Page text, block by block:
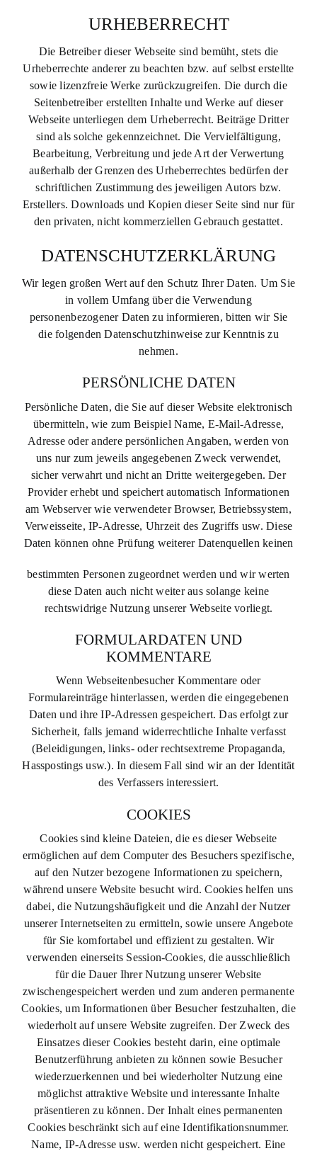
URHEBERRECHT
Die Betreiber dieser Webseite sind bemüht, stets die
Urheberrechte anderer zu beachten bzw. auf selbst erstellte
sowie lizenzfreie Werke zurückzugreifen. Die durch die
Seitenbetreiber erstellten Inhalte und Werke auf dieser
Webseite unterliegen dem Urheberrecht. Beiträge Dritter
sind als solche gekennzeichnet. Die Vervielfältigung,
Bearbeitung, Verbreitung und jede Art der Verwertung
außerhalb der Grenzen des Urheberrechtes bedürfen der
schriftlichen Zustimmung des jeweiligen Autors bzw.
Erstellers. Downloads und Kopien dieser Seite sind nur für
den privaten, nicht kommerziellen Gebrauch gestattet.
DATENSCHUTZERKLÄRUNG
Wir legen großen Wert auf den Schutz Ihrer Daten. Um Sie
in vollem Umfang über die Verwendung
personenbezogener Daten zu informieren, bitten wir Sie
die folgenden Datenschutzhinweise zur Kenntnis zu
nehmen.
PERSÖNLICHE DATEN
Persönliche Daten, die Sie auf dieser Website elektronisch
übermitteln, wie zum Beispiel Name, E-Mail-Adresse,
Adresse oder andere persönlichen Angaben, werden von
uns nur zum jeweils angegebenen Zweck verwendet,
sicher verwahrt und nicht an Dritte weitergegeben. Der
Provider erhebt und speichert automatisch Informationen
am Webserver wie verwendeter Browser, Betriebssystem,
Verweisseite, IP-Adresse, Uhrzeit des Zugriffs usw. Diese
Daten können ohne Prüfung weiterer Datenquellen keinen
bestimmten Personen zugeordnet werden und wir werten
diese Daten auch nicht weiter aus solange keine
rechtswidrige Nutzung unserer Webseite vorliegt.
FORMULARDATEN UND
KOMMENTARE
Wenn Webseitenbesucher Kommentare oder
Formulareinträge hinterlassen, werden die eingegebenen
Daten und ihre IP-Adressen gespeichert. Das erfolgt zur
Sicherheit, falls jemand widerrechtliche Inhalte verfasst
(Beleidigungen, links- oder rechtsextreme Propaganda,
Hasspostings usw.). In diesem Fall sind wir an der Identität
des Verfassers interessiert.
COOKIES
Cookies sind kleine Dateien, die es dieser Webseite
ermöglichen auf dem Computer des Besuchers spezifische,
auf den Nutzer bezogene Informationen zu speichern,
während unsere Website besucht wird. Cookies helfen uns
dabei, die Nutzungshäufigkeit und die Anzahl der Nutzer
unserer Internetseiten zu ermitteln, sowie unsere Angebote
für Sie komfortabel und effizient zu gestalten. Wir
verwenden einerseits Session-Cookies, die ausschließlich
für die Dauer Ihrer Nutzung unserer Website
zwischengespeichert werden und zum anderen permanente
Cookies, um Informationen über Besucher festzuhalten, die
wiederholt auf unsere Website zugreifen. Der Zweck des
Einsatzes dieser Cookies besteht darin, eine optimale
Benutzerführung anbieten zu können sowie Besucher
wiederzuerkennen und bei wiederholter Nutzung eine
möglichst attraktive Website und interessante Inhalte
präsentieren zu können. Der Inhalt eines permanenten
Cookies beschränkt sich auf eine Identifikationsnummer.
Name, IP-Adresse usw. werden nicht gespeichert. Eine